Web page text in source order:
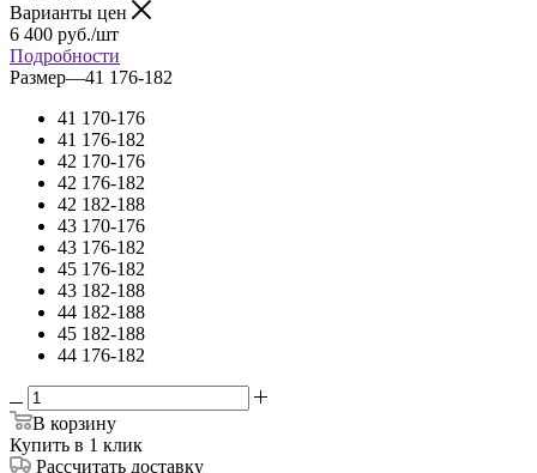
Варианты цен
6 400 руб./шт
Подробности
Размер—41 176-182
41 170-176
41 176-182
42 170-176
42 176-182
42 182-188
43 170-176
43 176-182
45 176-182
43 182-188
44 182-188
45 182-188
44 176-182
В корзину
Купить в 1 клик
Рассчитать доставку